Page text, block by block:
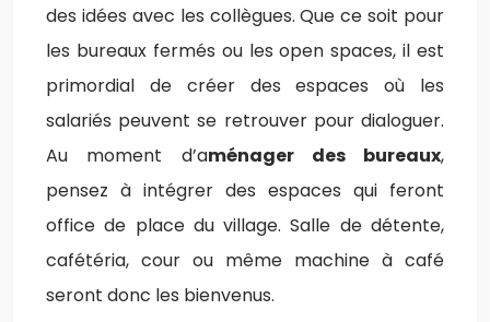
des idées avec les collègues. Que ce soit pour
les bureaux fermés ou les open spaces, il est
primordial de créer des espaces où les
salariés peuvent se retrouver pour dialoguer.
Au moment d’aménager des bureaux,
pensez à intégrer des espaces qui feront
office de place du village. Salle de détente,
cafétéria, cour ou même machine à café
seront donc les bienvenus.